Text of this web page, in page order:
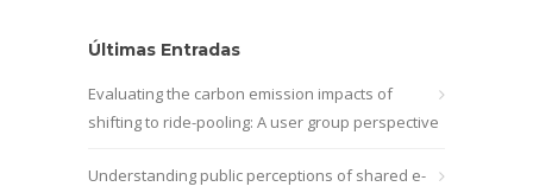
Últimas Entradas
Evaluating the carbon emission impacts of
shifting to ride-pooling: A user group perspective
Understanding public perceptions of shared e-